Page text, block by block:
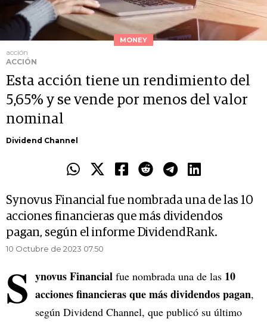
MONEY
acción
ACCIÓN
Esta acción tiene un rendimiento del
5,65% y se vende por menos del valor
nominal
Dividend Channel
Synovus Financial fue nombrada una de las 10
acciones financieras que más dividendos
pagan, según el informe DividendRank.
10 Octubre de 2023 07.50
S ynovus Financial fue nombrada una de las 10
acciones financieras que más dividendos pagan,
según Dividend Channel, que publicó su último